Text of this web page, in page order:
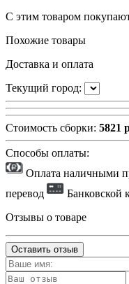
С этим товаром
Похожие товары
Доставка и оплата
Текущий город:
Стоимость сборки: 5821
Способы оплаты:
Оплата наличными
перевод
Банковской
Отзывы о товаре
Оставить отзыв